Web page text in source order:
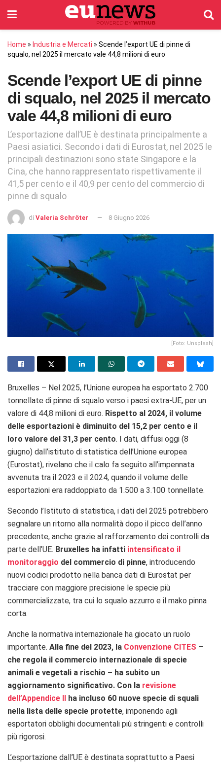
Home » Industria e Mercati » Scende l’export UE di pinne di
squalo, nel 2025 il mercato vale 44,8 milioni di euro
Scende l’export UE di pinne
di squalo, nel 2025 il mercato
vale 44,8 milioni di euro
L’esportazione dall’UE è destinata principalmente a
Paesi asiatici. Secondo i dati di Eurostat, nel 2025 le
principali destinazioni sono state Singapore e la
Cina, che hanno rappresentato rispettivamente il
41,5 per cento e il 40,9 per cento del commercio di
pinne di squalo
di Valeria Schröter 8 Giugno 2026
[Foto: Unsplash]
Bruxelles – Nel 2025, l’Unione europea ha esportato 2.700
tonnellate di pinne di squalo verso i paesi extra-UE, per un
valore di 44,8 milioni di euro. Rispetto al 2024, il volume
delle esportazioni è diminuito del 15,2 per cento e il
loro valore del 31,3 per cento. I dati, diffusi oggi (8
giugno) dall’istituto di statistica dell’Unione europea
(Eurostat), rivelano che il calo fa seguito all’impennata
avvenuta tra il 2023 e il 2024, quando il volume delle
esportazioni era raddoppiato da 1.500 a 3.100 tonnellate.
Secondo l’Istituto di statistica, i dati del 2025 potrebbero
segnalare un ritorno alla normalità dopo il picco dell’anno
precedente, anche grazie al rafforzamento dei controlli da
parte dell’UE. Bruxelles ha infatti intensificato il
monitoraggio del commercio di pinne, introducendo
nuovi codici prodotto nella banca dati di Eurostat per
tracciare con maggiore precisione le specie più
commercializzate, tra cui lo squalo azzurro e il mako pinna
corta.
Anche la normativa internazionale ha giocato un ruolo
importante. Alla fine del 2023, la Convenzione CITES –
che regola il commercio internazionale di specie
animali e vegetali a rischio – ha subito un
aggiornamento significativo. Con la revisione
dell’Appendice II
ha incluso 60 nuove specie di squali
nella lista delle specie protette, imponendo agli
esportatori obblighi documentali più stringenti e controlli
più rigorosi.
L’esportazione dall’UE è destinata soprattutto a Paesi